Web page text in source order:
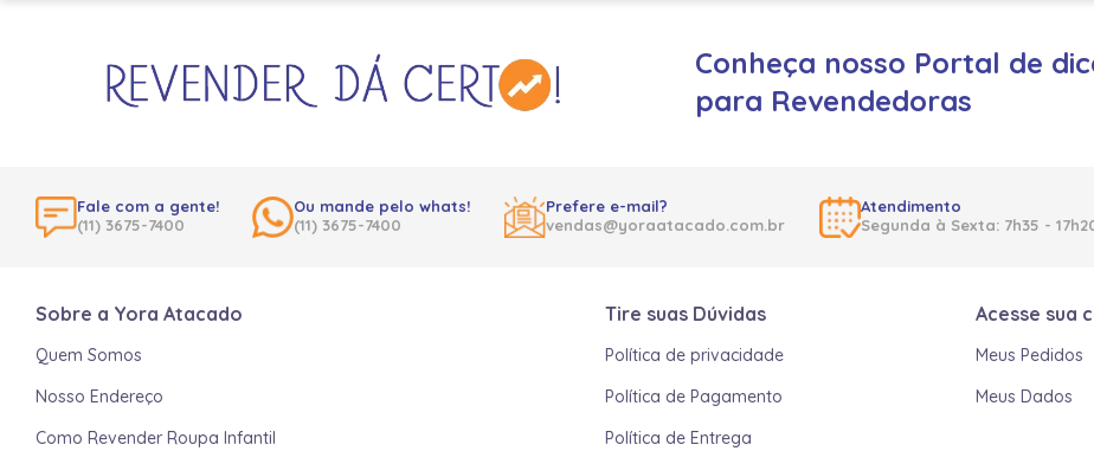
Conheça nosso Portal de
para Revendedoras
Fale com a gente!
(11) 3675-7400
Ou mande pelo whats!
(11) 3675-7400
Prefere e-mail?
vendas@yoraatacado.com.br
Atendimento
Segunda à Sexta: 7h35 -
Sobre a Yora Atacado
Quem Somos
Nosso Endereço
Como Revender Roupa Infantil
Tire suas Dúvidas
Política de privacidade
Política de Pagamento
Política de Entrega
Acesse sua
Meus Pedidos
Meus Dados